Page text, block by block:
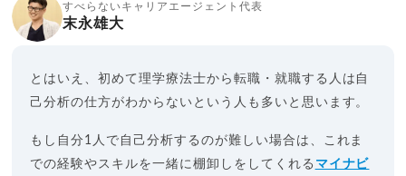
すべらないキャリアエージェント代表
末永雄大
とはいえ、初めて理学療法士から転職・就職する人は自
己分析の仕方がわからないという人も多いと思います。
もし自分1人で自己分析するのが難しい場合は、これま
での経験やスキルを一緒に棚卸しをしてくれる マイナビ